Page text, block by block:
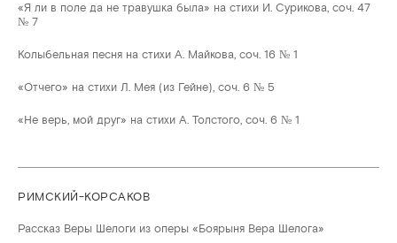
«Я ли в поле да не травушка была» на стихи И. Сурикова, соч. 47
№ 7
Колыбельная песня на стихи А. Майкова, соч. 16 № 1
«Отчего» на стихи Л. Мея (из Гейне), соч. 6 № 5
«Не верь, мой друг» на стихи А. Толстого, соч. 6 № 1
РИМСКИЙ-КОРСАКОВ
Рассказ Веры Шелоги из оперы «Боярыня Вера Шелога»